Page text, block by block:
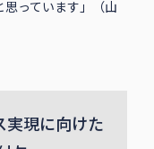
っています」（山
実現に向けた